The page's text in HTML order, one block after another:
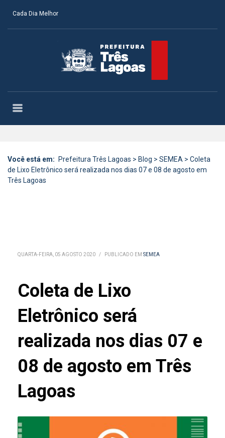
Cada Dia Melhor
Você está em: Prefeitura Três Lagoas > Blog > SEMEA > Coleta
de Lixo Eletrônico será realizada nos dias 07 e 08 de agosto em
Três Lagoas
QUARTA-FEIRA, 05 AGOSTO 2020 / PUBLICADO EM SEMEA
Coleta de Lixo
Eletrônico será
realizada nos dias 07 e
08 de agosto em Três
Lagoas